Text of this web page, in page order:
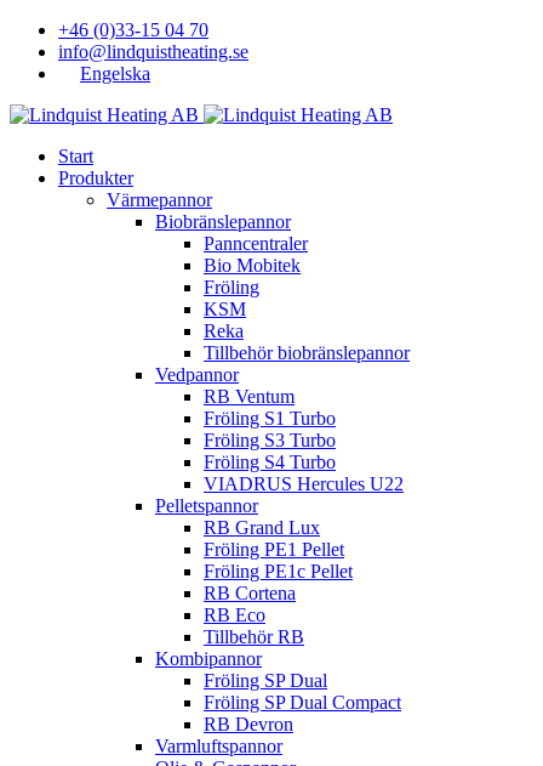
+46 (0)33-15 04 70
info@lindquistheating.se
Engelska
Start
Produkter
Värmepannor
Biobränslepannor
Panncentraler
Bio Mobitek
Fröling
KSM
Reka
Tillbehör biobränslepannor
Vedpannor
RB Ventum
Fröling S1 Turbo
Fröling S3 Turbo
Fröling S4 Turbo
VIADRUS Hercules U22
Pelletspannor
RB Grand Lux
Fröling PE1 Pellet
Fröling PE1c Pellet
RB Cortena
RB Eco
Tillbehör RB
Kombipannor
Fröling SP Dual
Fröling SP Dual Compact
RB Devron
Varmluftspannor